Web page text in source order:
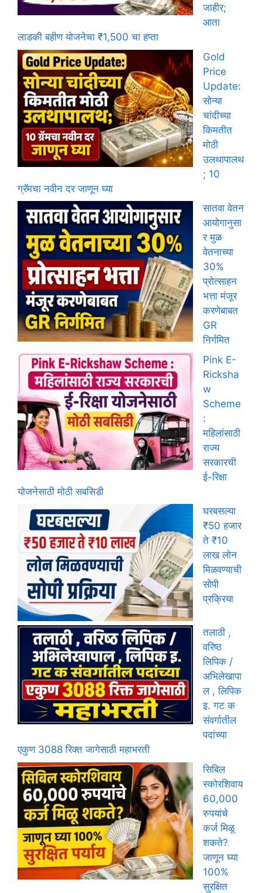
जाहीर;
आता
लाडकी बहीण योजनेचा ₹1,500 चा हप्ता
Gold
Price
Update:
सोन्या
चांदीच्या
किमतीत
मोठी
उलथापालथ
; 10
ग्रॅमचा नवीन दर जाणून घ्या
सातवा वेतन
आयोगानुसा
र मुळ
वेतनाच्या
30%
प्रोत्साहन
भत्ता मंजूर
करणेबाबत
GR
निर्गमित
Pink E-
Ricksha
w
Scheme
:
महिलांसाठी
राज्य
सरकारची
ई-रिक्षा
योजनेसाठी मोठी सबसिडी
घरबसल्या
₹50 हजार
ते ₹10
लाख लोन
मिळवण्याची
सोपी
प्रक्रिया
तलाठी ,
वरिष्ठ
लिपिक /
अभिलेखापा
ल , लिपिक
इ. गट क
संवर्गातील
पदांच्या
एकुण 3088 रिक्त जागेसाठी महाभरती
सिबिल
स्कोरशिवाय
60,000
रुपयांचे
कर्ज मिळू
शकते?
जाणून घ्या
100%
सुरक्षित